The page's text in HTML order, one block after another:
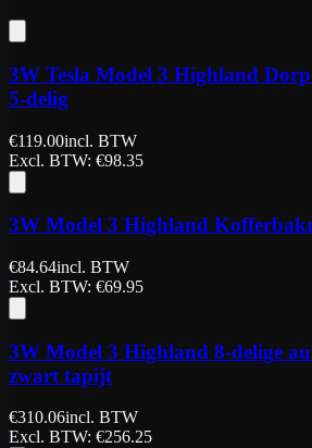
3W Tesla Model 3 Highland
5-delig
€119.00incl. BTW
Excl. BTW: €98.35
3W Model 3 Highland
€84.64incl. BTW
Excl. BTW: €69.95
3W Model 3 Highland 8-delige
zwart tapijt
€310.06incl. BTW
Excl. BTW: €256.25